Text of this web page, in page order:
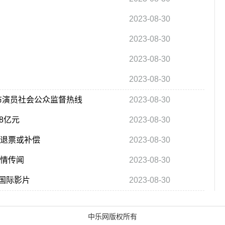
2023-08-30
2023-08-30
2023-08-30
2023-08-30
员社会公众监督热线 2023-08-30
亿元 2023-08-30
票或补偿 2023-08-30
传闻 2023-08-30
际影片 2023-08-30
中乐网版权所有